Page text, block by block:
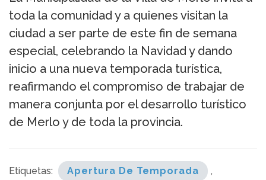
toda la comunidad y a quienes visitan la
ciudad a ser parte de este fin de semana
especial, celebrando la Navidad y dando
inicio a una nueva temporada turística,
reafirmando el compromiso de trabajar de
manera conjunta por el desarrollo turístico
de Merlo y de toda la provincia.
Etiquetas: Apertura De Temporada ,